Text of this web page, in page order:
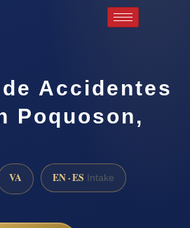
Accidentes
Poquoson,
VA EN · ES Intake